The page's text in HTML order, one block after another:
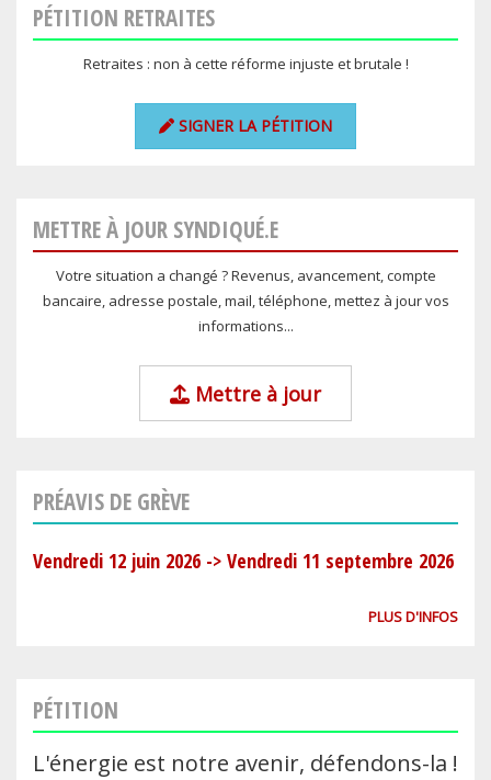
PÉTITION RETRAITES
Retraites : non à cette réforme injuste et brutale !
SIGNER LA PÉTITION
METTRE À JOUR SYNDIQUÉ.E
Votre situation a changé ? Revenus, avancement, compte
bancaire, adresse postale, mail, téléphone, mettez à jour vos
informations...
Mettre à jour
PRÉAVIS DE GRÈVE
Vendredi 12 juin 2026 -> Vendredi 11 septembre 2026
PLUS D'INFOS
PÉTITION
L'énergie est notre avenir, défendons-la !